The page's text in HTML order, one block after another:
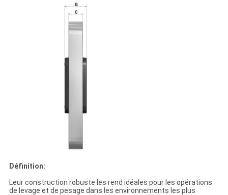
Définition:
Leur construction robuste les rend idéales pour les opérations
de levage et de pesage dans les environnements les plus